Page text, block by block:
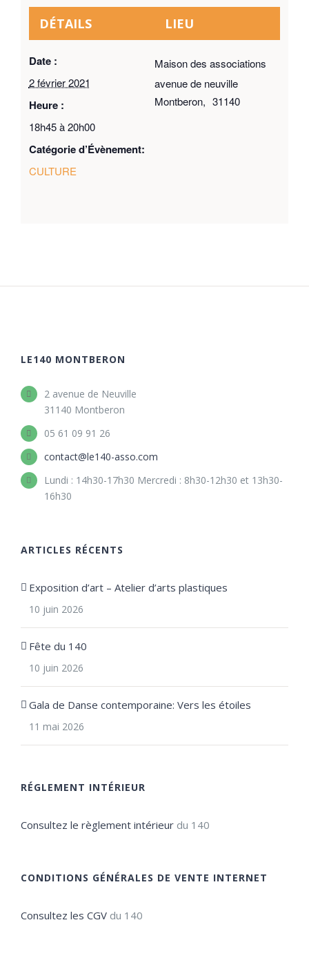
DÉTAILS
Date :
2 février 2021
Heure :
18h45 à 20h00
Catégorie d’Évènement:
CULTURE
LIEU
Maison des associations
avenue de neuville
Montberon, 31140
LE140 MONTBERON
2 avenue de Neuville
31140 Montberon
05 61 09 91 26
contact@le140-asso.com
Lundi : 14h30-17h30 Mercredi : 8h30-12h30 et 13h30-
16h30
ARTICLES RÉCENTS
Exposition d’art – Atelier d’arts plastiques
10 juin 2026
Fête du 140
10 juin 2026
Gala de Danse contemporaine: Vers les étoiles
11 mai 2026
RÉGLEMENT INTÉRIEUR
Consultez le règlement intérieur du 140
CONDITIONS GÉNÉRALES DE VENTE INTERNET
Consultez les CGV du 140